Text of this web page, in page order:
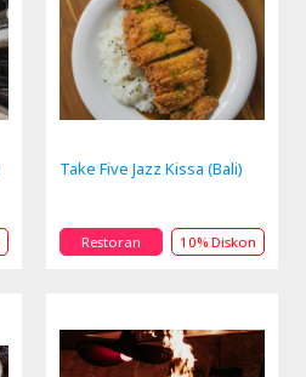
Take Five Jazz Kissa (Bali)
Restoran 10% Diskon